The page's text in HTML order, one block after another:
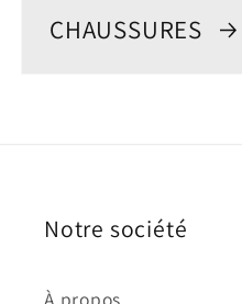
CHAUSSURES
Notre société